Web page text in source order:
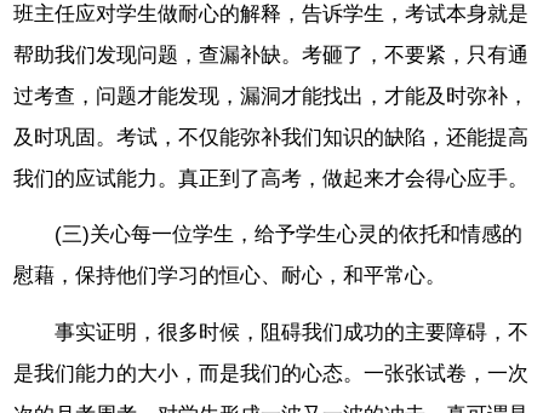
班主任应对学生做耐心的解释，告诉学生，考试本身就是
帮助我们发现问题，查漏补缺。考砸了，不要紧，只有通
过考查，问题才能发现，漏洞才能找出，才能及时弥补，
及时巩固。考试，不仅能弥补我们知识的缺陷，还能提高
我们的应试能力。真正到了高考，做起来才会得心应手。
(三)关心每一位学生，给予学生心灵的依托和情感的
慰藉，保持他们学习的恒心、耐心，和平常心。
事实证明，很多时候，阻碍我们成功的主要障碍，不
是我们能力的大小，而是我们的心态。一张张试卷，一次